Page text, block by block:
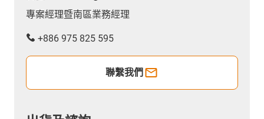
專案經理暨南區業務經理
+886 975 825 595
聯繫我們